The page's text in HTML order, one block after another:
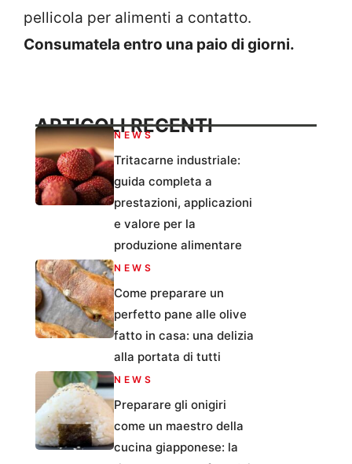
pellicola per alimenti a contatto.
Consumatela entro una paio di giorni.
ARTICOLI RECENTI
NEWS
Tritacarne industriale:
guida completa a
prestazioni, applicazioni
e valore per la
produzione alimentare
NEWS
Come preparare un
perfetto pane alle olive
fatto in casa: una delizia
alla portata di tutti
NEWS
Preparare gli onigiri
come un maestro della
cucina giapponese: la